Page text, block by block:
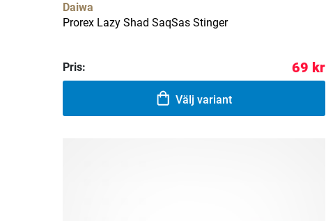
Daiwa
Prorex Lazy Shad SaqSas Stinger
Pris: 69 kr
Välj variant